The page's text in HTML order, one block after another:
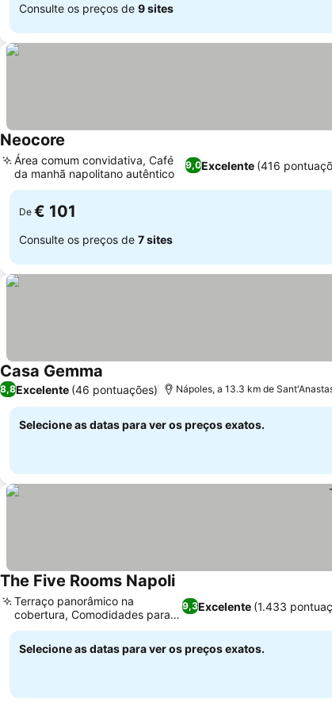
Consulte os preços de 9 sites
Neocore
9,0Excelente (416
Área comum convidativa, Café
da manhã napolitano autêntico
De € 101
Consulte os preços de 7 sites
Casa Gemma
8,8Excelente (46 pontuações) Nápoles, a 13.3 km de
Selecione as datas para ver os preços exatos.
The Five Rooms Napoli
9,3Excelente (1.433
Terraço panorâmico na
cobertura, Comodidades para
famílias
Selecione as datas para ver os preços exatos.